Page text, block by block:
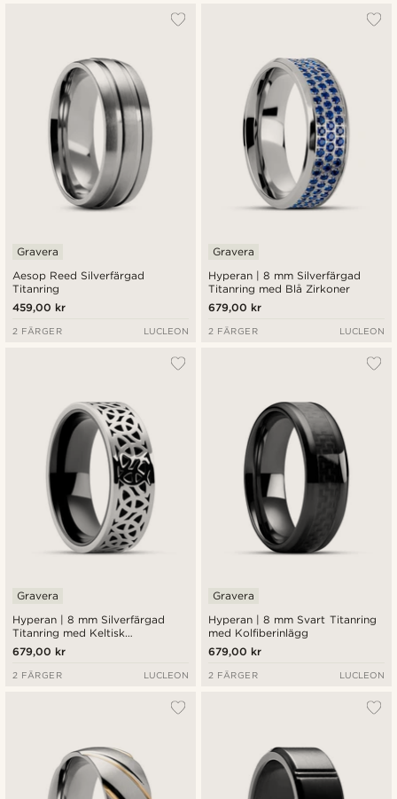
Aesop Reed Silverfärgad
Titanring
Gravera
459,00 kr
2 FÄRGER LUCLEON
Hyperan | 8 mm Silverfärgad
Titanring med Blå Zirkoner
Gravera
679,00 kr
2 FÄRGER LUCLEON
Hyperan | 8 mm Silverfärgad
Titanring med Keltisk
Knutmönster
Gravera
679,00 kr
2 FÄRGER LUCLEON
Hyperan | 8 mm Svart Titanring
med Kolfiberinlägg
Gravera
679,00 kr
2 FÄRGER LUCLEON